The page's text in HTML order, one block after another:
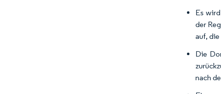
Es
der
auf,
Die
nach